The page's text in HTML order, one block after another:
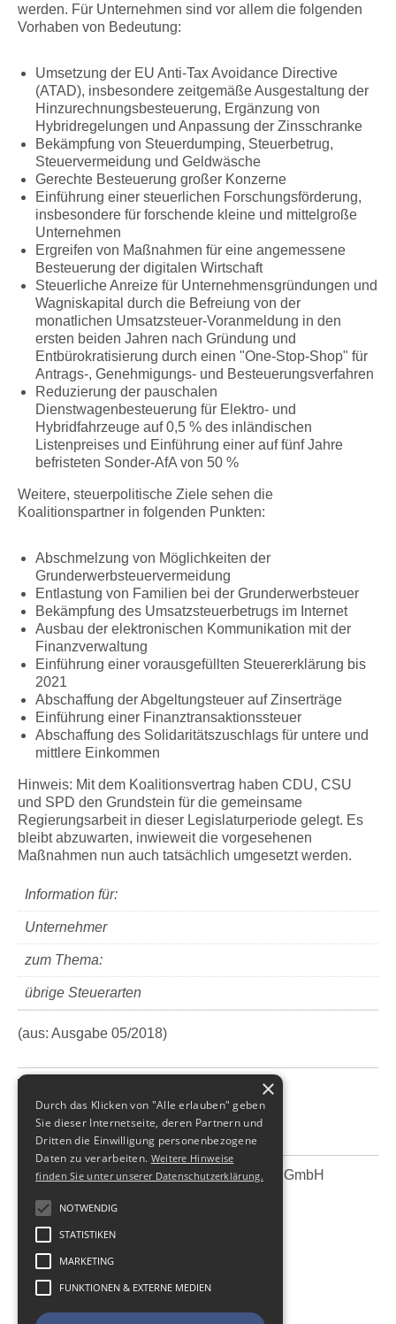
werden. Für Unternehmen sind vor allem die folgenden
Vorhaben von Bedeutung:
Umsetzung der EU Anti-Tax Avoidance Directive
(ATAD), insbesondere zeitgemäße Ausgestaltung der
Hinzurechnungsbesteuerung, Ergänzung von
Hybridregelungen und Anpassung der Zinsschranke
Bekämpfung von Steuerdumping, Steuerbetrug,
Steuervermeidung und Geldwäsche
Gerechte Besteuerung großer Konzerne
Einführung einer steuerlichen Forschungsförderung,
insbesondere für forschende kleine und mittelgroße
Unternehmen
Ergreifen von Maßnahmen für eine angemessene
Besteuerung der digitalen Wirtschaft
Steuerliche Anreize für Unternehmensgründungen und
Wagniskapital durch die Befreiung von der
monatlichen Umsatzsteuer-Voranmeldung in den
ersten beiden Jahren nach Gründung und
Entbürokratisierung durch einen "One-Stop-Shop" für
Antrags-, Genehmigungs- und Besteuerungsverfahren
Reduzierung der pauschalen
Dienstwagenbesteuerung für Elektro- und
Hybridfahrzeuge auf 0,5 % des inländischen
Listenpreises und Einführung einer auf fünf Jahre
befristeten Sonder-AfA von 50 %
Weitere, steuerpolitische Ziele sehen die
Koalitionspartner in folgenden Punkten:
Abschmelzung von Möglichkeiten der
Grunderwerbsteuervermeidung
Entlastung von Familien bei der Grunderwerbsteuer
Bekämpfung des Umsatzsteuerbetrugs im Internet
Ausbau der elektronischen Kommunikation mit der
Finanzverwaltung
Einführung einer vorausgefüllten Steuererklärung bis
2021
Abschaffung der Abgeltungsteuer auf Zinserträge
Einführung einer Finanztransaktionssteuer
Abschaffung des Solidaritätszuschlags für untere und
mittlere Einkommen
Hinweis: Mit dem Koalitionsvertrag haben CDU, CSU
und SPD den Grundstein für die gemeinsame
Regierungsarbeit in dieser Legislaturperiode gelegt. Es
bleibt abzuwarten, inwieweit die vorgesehenen
Maßnahmen nun auch tatsächlich umgesetzt werden.
Information für:
Unternehmer
zum Thema:
übrige Steuerarten
(aus: Ausgabe 05/2018)
SBS SBS Richter, Trenner & Kollegen GmbH
01187
Telefon:
E-Mail:kanzlei@sbsdresden.de
×
Durch das Klicken von "Alle erlauben" geben
Sie dieser Internetseite, deren Partnern und
Dritten die Einwilligung personenbezogene
Daten zu verarbeiten. Weitere Hinweise
finden Sie unter unserer Datenschutzerklärung.
NOTWENDIG
STATISTIKEN
MARKETING
FUNKTIONEN & EXTERNE MEDIEN